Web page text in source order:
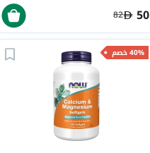
50
82
40% خصم